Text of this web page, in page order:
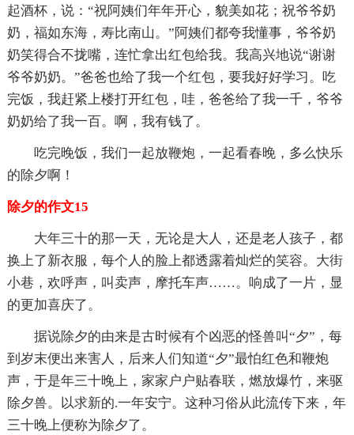
起酒杯，说：“祝阿姨们年年开心，貌美如花；祝爷爷奶
奶，福如东海，寿比南山。”阿姨们都夸我懂事，爷爷奶
奶笑得合不拢嘴，连忙拿出红包给我。我高兴地说“谢谢
爷爷奶奶。”爸爸也给了我一个红包，要我好好学习。吃
完饭，我赶紧上楼打开红包，哇，爸爸给了我一千，爷爷
奶奶给了我一百。啊，我有钱了。
吃完晚饭，我们一起放鞭炮，一起看春晚，多么快乐
的除夕啊！
除夕的作文15
大年三十的那一天，无论是大人，还是老人孩子，都
换上了新衣服，每个人的脸上都透露着灿烂的笑容。大街
小巷，欢呼声，叫卖声，摩托车声……。响成了一片，显
的更加喜庆了。
据说除夕的由来是古时候有个凶恶的怪兽叫“夕”，每
到岁末便出来害人，后来人们知道“夕”最怕红色和鞭炮
声，于是年三十晚上，家家户户贴春联，燃放爆竹，来驱
除夕兽。以求新的.一年安宁。这种习俗从此流传下来，年
三十晚上便称为除夕了。